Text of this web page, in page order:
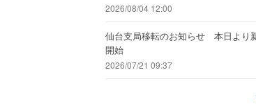
2026/08/04 12:00
仙台支局移転のお知らせ 本日より
開始
2026/07/21 09:37